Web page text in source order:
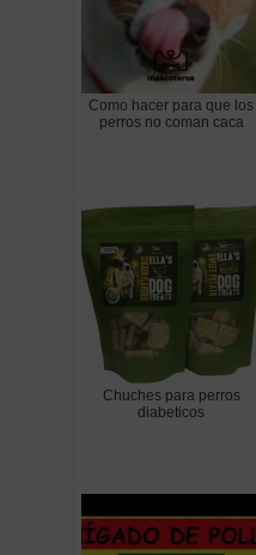
Como hacer para que los
perros no coman caca
Chuches para perros
diabeticos